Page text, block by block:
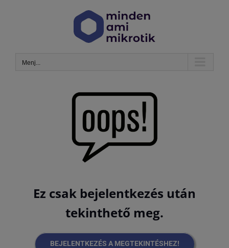
Menj...
Ez csak bejelentkezés után
tekinthető meg.
BEJELENTKEZÉS A MEGTEKINTÉSHEZ!